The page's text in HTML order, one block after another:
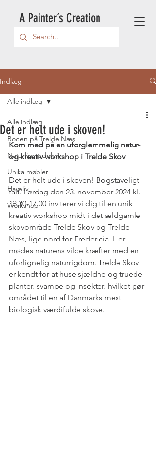
A Painter´s Creation
Indlæg
Alle indlæg
Boden på Trelde Næs
Naturlig hudpleje
Unika møbler
Haveliv
Workshop
Alle indlæg
Det er helt ude i skoven!
Kom med på en uforglemmelig natur-
og kreativ workshop i Trelde Skov
Det er helt ude i skoven! Bogstaveligt
talt. Lørdag den 23. november 2024 kl.
13.30-17.00 inviterer vi dig til en unik
kreativ workshop midt i det ældgamle
skovområde Trelde Skov og Trelde
Næs, lige nord for Fredericia. Her
mødes naturens vilde kræfter med en
uforlignelig naturrigdom. Trelde Skov
er kendt for at huse sjældne og truede
planter, svampe og insekter, hvilket gør
området til en af Danmarks mest
biologisk værdifulde skove.